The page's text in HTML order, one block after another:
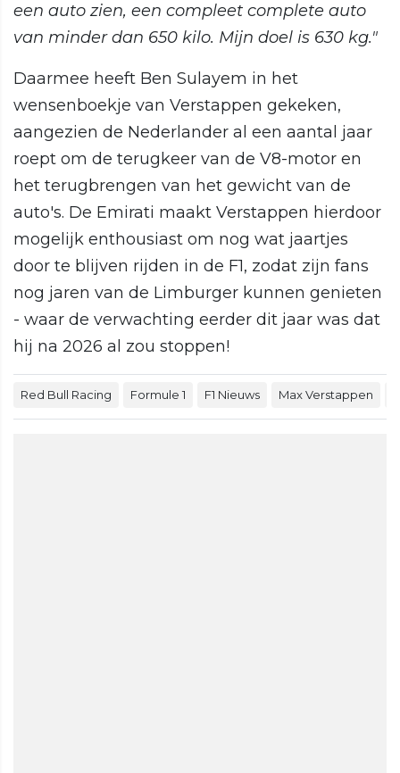
een auto zien, een compleet complete auto
van minder dan 650 kilo. Mijn doel is 630 kg."
Daarmee heeft Ben Sulayem in het
wensenboekje van Verstappen gekeken,
aangezien de Nederlander al een aantal jaar
roept om de terugkeer van de V8-motor en
het terugbrengen van het gewicht van de
auto's. De Emirati maakt Verstappen hierdoor
mogelijk enthousiast om nog wat jaartjes
door te blijven rijden in de F1, zodat zijn fans
nog jaren van de Limburger kunnen genieten
- waar de verwachting eerder dit jaar was dat
hij na 2026 al zou stoppen!
Red Bull Racing Formule 1 F1 Nieuws Max Verstappen